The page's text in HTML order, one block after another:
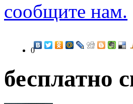
сообщите нам.
0
бесплатно